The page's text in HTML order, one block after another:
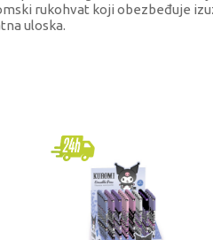
rukohvat koji obezbeđuje
uloska.
Hemijske
7-8 godina